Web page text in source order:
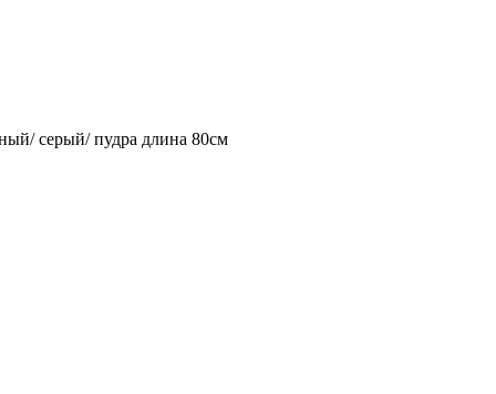
серый/ пудра длина 80см